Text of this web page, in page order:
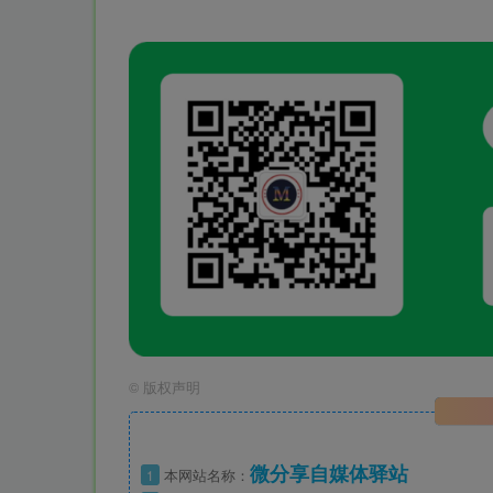
© 版权声明
1 本网站名称： 微分享自媒体驿站